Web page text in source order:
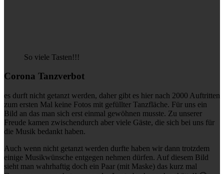
So viele Tasten!!!
Corona Tanzverbot
es durft nicht getanzt werden, daher gibt es hier nach 2000 Auftritten
zum ersten Mal keine Fotos mit gefüllter Tanzfläche. Für uns ein
Bild an das man sich erst einmal gewöhnen musste. Zu unserer
Freude kamen zwischendurch aber viele Gäste, die sich bei uns für
die Musik bedankt haben.
Auch wenn nicht getanzt werden durfte haben wir dann trotzdem
einige Musikwünsche entgegen nehmen dürfen. Auf diesem Bild
sieht man wahrhaftig doch ein Paar (mit Maske) das kurz mal